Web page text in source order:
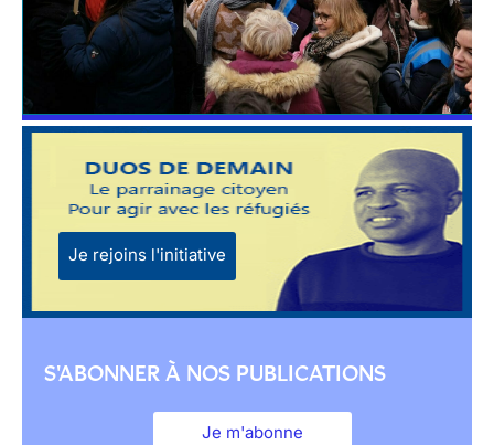
Je rejoins l'initiative
S'ABONNER À NOS PUBLICATIONS
Je m'abonne